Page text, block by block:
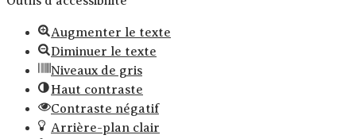
Augmenter le texte
Diminuer le texte
Niveaux de gris
Haut contraste
Contraste négatif
Arrière-plan clair